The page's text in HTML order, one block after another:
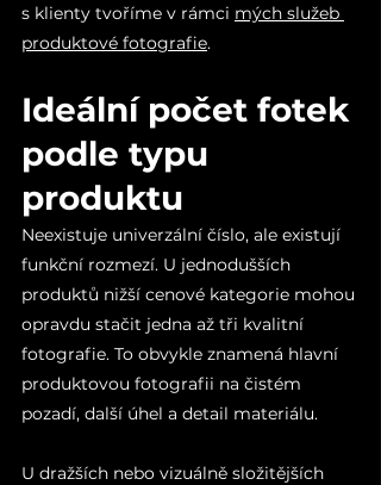
s klienty tvoříme v rámci mých služeb
produktové fotografie.
Ideální počet fotek
podle typu
produktu
Neexistuje univerzální číslo, ale existují
funkční rozmezí. U jednodušších
produktů nižší cenové kategorie mohou
opravdu stačit jedna až tři kvalitní
fotografie. To obvykle znamená hlavní
produktovou fotografii na čistém
pozadí, další úhel a detail materiálu.
U dražších nebo vizuálně složitějších